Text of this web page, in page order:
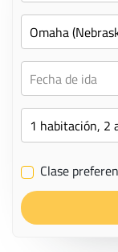
✔ Clase